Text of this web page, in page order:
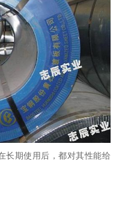
长期使用后，都对其性能给